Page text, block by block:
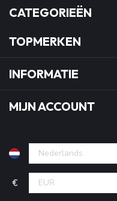
CATEGORIEËN
TOPMERKEN
INFORMATIE
MIJN ACCOUNT
€